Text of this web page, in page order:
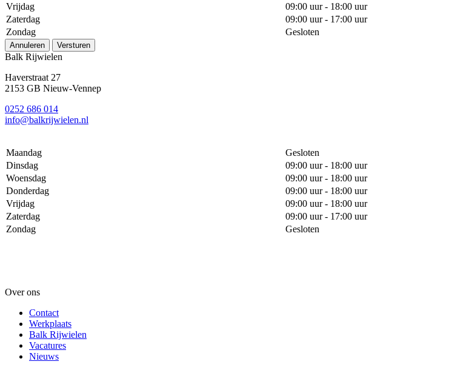
Vrijdag
09:00 uur - 18:00 uur
Zaterdag
09:00 uur - 17:00 uur
Zondag
Gesloten
Annuleren Versturen
Balk Rijwielen
Haverstraat 27
2153 GB Nieuw-Vennep
0252 686 014
info@balkrijwielen.nl
Maandag
Gesloten
Dinsdag
09:00 uur - 18:00 uur
Woensdag
09:00 uur - 18:00 uur
Donderdag
09:00 uur - 18:00 uur
Vrijdag
09:00 uur - 18:00 uur
Zaterdag
09:00 uur - 17:00 uur
Zondag
Gesloten
Over ons
Contact
Werkplaats
Balk Rijwielen
Vacatures
Nieuws